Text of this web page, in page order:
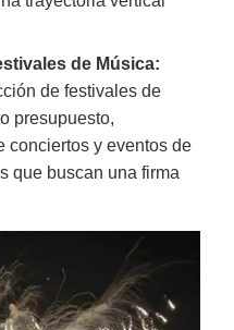
de Música:
de festivales de
presupuesto,
conciertos y eventos de
que buscan una firma